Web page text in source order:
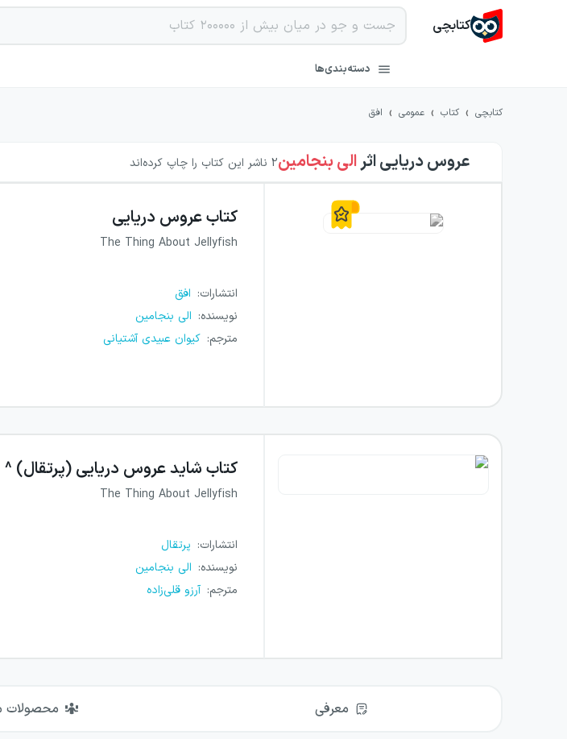
کتابچی
دسته‌بندی‌ها
کتابچی › کتاب › عمومی › افق
عروس دریاییاثرالی بنجامین2 ناشر این کتاب را چاپ کرده‌اند
کتابعروس دریایی
The Thing About Jellyfish
انتشارات: افق
نویسنده: الی بنجامین
مترجم: کیوان عبیدی آشتیانی
کتاب شاید عروس دریایی (پرتقال) ^
The Thing About Jellyfish
انتشارات: پرتقال
نویسنده: الی بنجامین
مترجم: آرزو قلی‌زاده
معرفی محصولات